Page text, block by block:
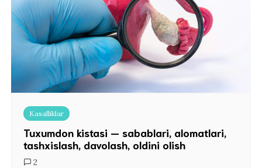
Kasalliklar
Tuxumdon kistasi — sabablari, alomatlari,
tashxislash, davolash, oldini olish
2